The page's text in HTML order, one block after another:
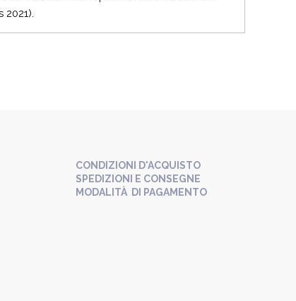
CONDIZIONI D'ACQUISTO
SPEDIZIONI E CONSEGNE
MODALITÀ DI PAGAMENTO